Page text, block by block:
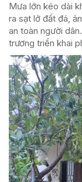
Mưa lớn kéo dài
ra sạt lở đất đá,
an toàn người
trương triển khai